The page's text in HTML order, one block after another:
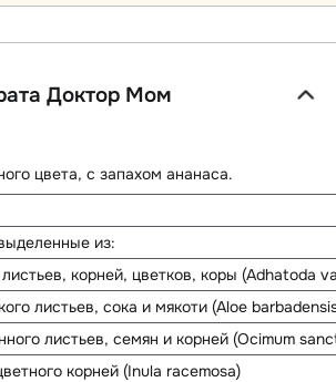
Доктор Мом
цвета, с запахом ананаса.
из:
корней, цветков, коры (Adhatoda
листьев, сока и мякоти (Aloe
листьев, семян и корней (Ocimum
корней (Inula racemosa)